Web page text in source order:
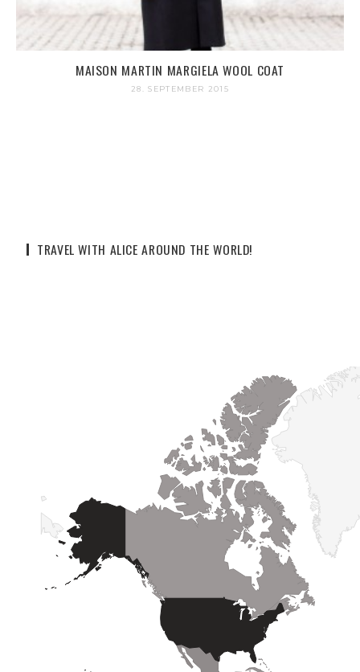
MAISON MARTIN MARGIELA WOOL COAT
28. SEPTEMBER 2015
TRAVEL WITH ALICE AROUND THE WORLD!